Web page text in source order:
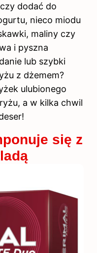
dodać do
nieco miodu
maliny czy
i pyszna
lub szybki
z dżemem?
ulubionego
a w kilka chwil
się z